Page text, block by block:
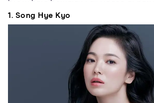
1. Song Hye Kyo